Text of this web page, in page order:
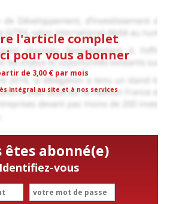
l'article complet
pour vous abonner
de 3,00 € par mois
intégral au site et à nos services
êtes abonné(e)
Identifiez-vous